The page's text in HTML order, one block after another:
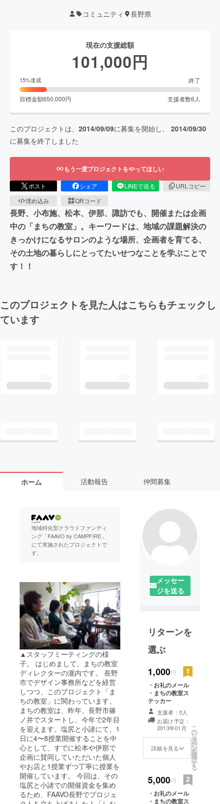
コミュニティ 長野県
現在の支援総額
101,000円
15%達成 終了
目標金額650,000円 支援者数6 人
このプロジェクトは、 2014/09/09に募集を開始し、 2014/09/30
に募集を終了しました
もう一度プロジェクトをやってほしい
ポスト シェア LINEで送る
URLコピー
埋め込み
QRコード
長野、小布施、松本、伊那、諏訪でも、開催または企画
中の「まちの教室」。キーワードは、地域の課題解決の
きっかけになるサロンのような場所、企画者を育てる、
その土地の暮らしにとってたいせつなことを学ぶことで
す！！
このプロジェクトを見た人はこちらもチェックし
ています
ホーム 活動報告 仲間募集
地域特化型クラウドファンディ
ング「FAAVO by CAMPFIRE」
にて実施されたプロジェクトで
す。
▲スタッフミーティングの様
子。 はじめまして、まちの教室
ディレクターの瀧内です。 長野
市でデザイン事務所などを経営
しつつ、このプロジェクト「ま
ちの教室」に関わっています。
まちの教室は、昨年、長野市篠
ノ井でスタートし、今年で2年目
を迎えます。塩尻と小諸にて、1
日に4〜8授業開催することを中
心として、すでに松本や伊那で
企画に賛同していただいた個人
やお店と1授業ずつ丁寧に授業を
開催しています。 今回は、その
塩尻と小諸での開催資金を集め
るため、FAAVO長野でプロジェ
メッセー
ジを送る
リターンを
選ぶ
1,000円
・お礼のメール
・まちの教室ス
テッカー
支援者：0人
お届け予定：
2013年01月
詳細を見る
こ
の
リ
タ
ー
ン
を
選
択
す
る
5,000円
・お礼のメール
・まちの教室ス